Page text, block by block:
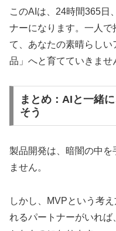
このAIは、24時間365日
ナーになります。一人で
て、あなたの素晴らし
品」へと育てていきませ
まとめ：AIと一緒
そう
製品開発は、暗闇の中
ません。
しかし、MVPという考
れるパートナーがいれ